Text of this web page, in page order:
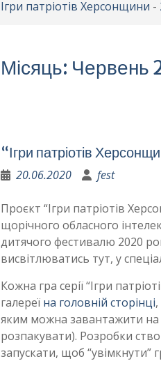
Ігри патріотів Херсонщини -
Місяць: Червень
“Ігри патріотів
20.06.2020 fest
Проєкт “Ігри патріотів
щорічного обласного
дитячого фестивалю 2020
висвітлюватись тут, у
Кожна гра серії “Ігри
галереї на головній сторінці
яким можна завантажити на
розпакувати). Розробки
запускати, щоб “увімкнути”